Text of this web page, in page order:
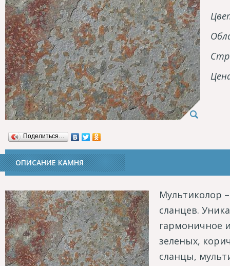
Поделиться…
ОПИСАНИЕ КАМНЯ
Мультиколор
сланцев.
гармоничное
зеленых,
сланцы,